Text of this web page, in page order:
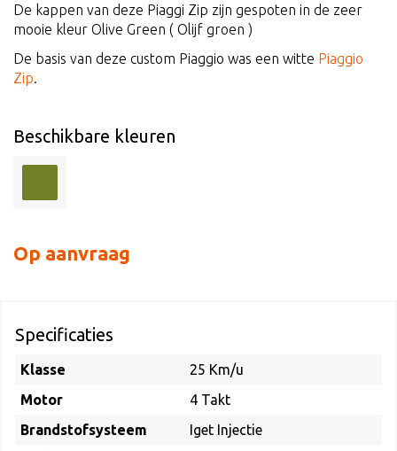
De kappen van deze Piaggi Zip zijn gespoten in de zeer
mooie kleur Olive Green ( Olijf groen )
De basis van deze custom Piaggio was een witte Piaggio
Zip.
Beschikbare kleuren
Op aanvraag
Specificaties
Klasse
25 Km/u
Motor
4 Takt
Brandstofsysteem
Iget Injectie